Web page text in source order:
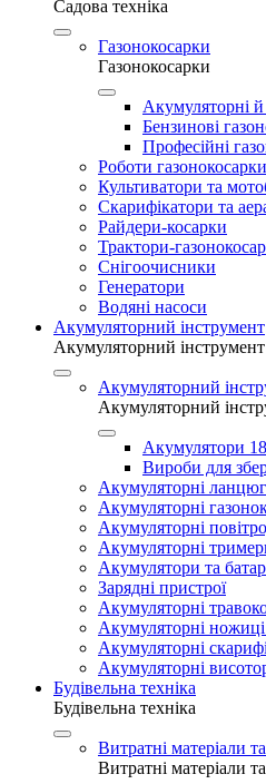
Садова техніка
Газонокосарки
Газонокосарки
Акумуляторні й
Бензинові
Професійні
Роботи газонокосарки
Культиватори та
Скарифікатори та
Райдери-косарки
Трактори-
Снігоочисники
Генератори
Водяні насоси
Акумуляторний інструмент
Акумуляторний інструмент
Акумуляторний
Акумуляторний
Акумулятори
Вироби для
Акумуляторні
Акумуляторні
Акумуляторні
Акумуляторні
Акумулятори та
Зарядні пристрої
Акумуляторні
Акумуляторні
Акумуляторні
Акумуляторні
Будівельна техніка
Будівельна техніка
Витратні матеріали
Витратні матеріали